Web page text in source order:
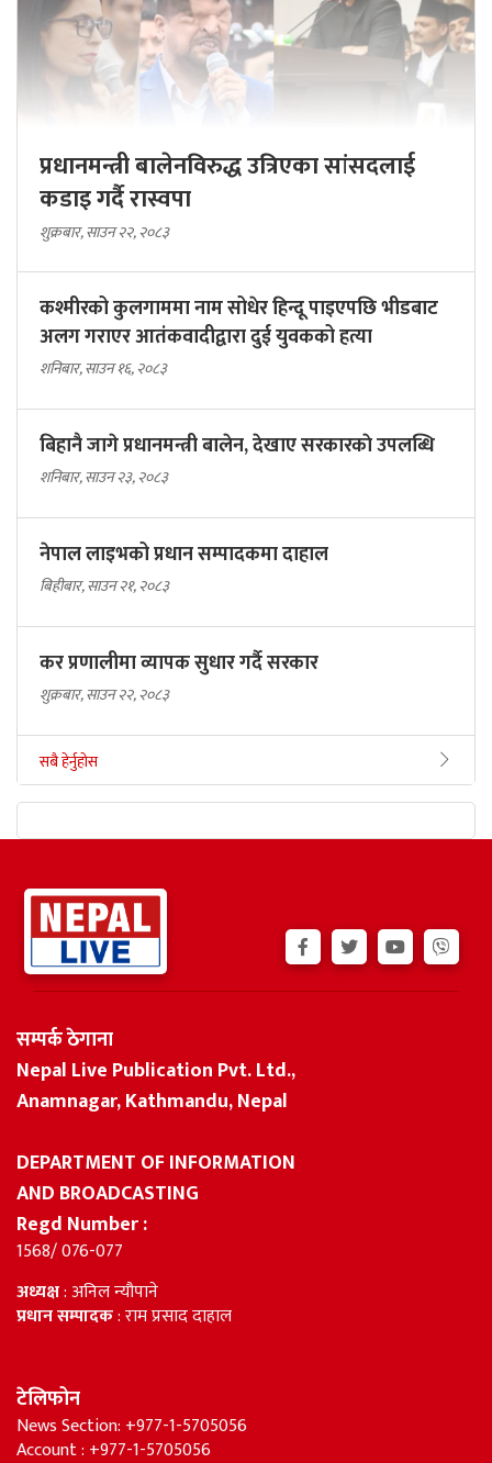
प्रधानमन्त्री बालेनविरुद्ध उत्रिएका सांसदलाई
कडाइ गर्दै रास्वपा
शुक्रबार, साउन २२, २०८३
कश्मीरको कुलगाममा नाम सोधेर हिन्दू पाइएपछि भीडबाट
अलग गराएर आतंकवादीद्वारा दुई युवकको हत्या
शनिबार, साउन १६, २०८३
बिहानै जागे प्रधानमन्त्री बालेन, देखाए सरकारकाे उपलब्धि
शनिबार, साउन २३, २०८३
नेपाल लाइभको प्रधान सम्पादकमा दाहाल
बिहीबार, साउन २१, २०८३
कर प्रणालीमा व्यापक सुधार गर्दै सरकार
शुक्रबार, साउन २२, २०८३
सबै हेर्नुहोस
सम्पर्क ठेगाना
Nepal Live Publication Pvt. Ltd.,
Anamnagar, Kathmandu, Nepal
DEPARTMENT OF INFORMATION
AND BROADCASTING
Regd Number :
1568/ 076-077
अध्यक्ष: अनिल न्यौपाने
प्रधान सम्पादक: राम प्रसाद दाहाल
टेलिफोन
News Section: +977-1-5705056
Account : +977-1-5705056